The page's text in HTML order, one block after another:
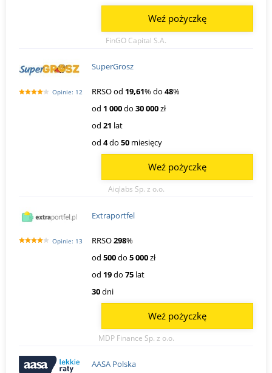
FinGO Capital S.A.
Weź pożyczkę
Opinie: 12
SuperGrosz
RRSO od 19,61% do 48%
od 1 000do 30 000zł
od 21 lat
od 4do 50 miesięcy
Aiqlabs Sp. z o.o.
Weź pożyczkę
Opinie: 13
Extraportfel
RRSO298%
od 500do 5 000zł
od 19do 75 lat
30dni
MDP Finance Sp. z o.o.
Weź pożyczkę
AASA Polska